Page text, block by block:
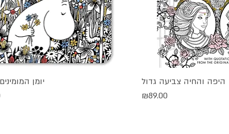
מהירה
היפה והחיה צביעה גדול
מחיר
₪89.00
תצוגה מהירהיומן